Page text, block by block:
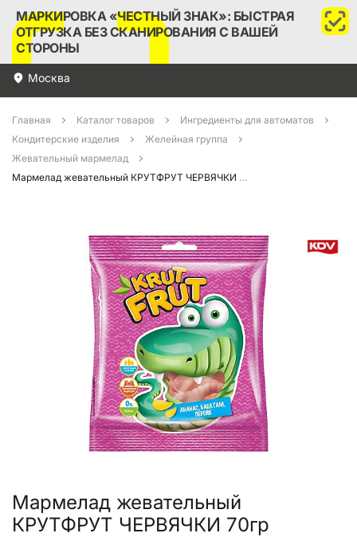
МАРКИРОВКА «ЧЕСТНЫЙ ЗНАК»: БЫСТРАЯ
ОТГРУЗКА БЕЗ СКАНИРОВАНИЯ С ВАШЕЙ
СТОРОНЫ
Москва
Главная Каталог товаров
Ингредиенты для автоматов
Кондитерские изделия
Желейная группа
Жевательный мармелад
Мармелад жевательный КРУТФРУТ ЧЕРВЯЧКИ 70гр
Мармелад жевательный
КРУТФРУТ ЧЕРВЯЧКИ 70гр